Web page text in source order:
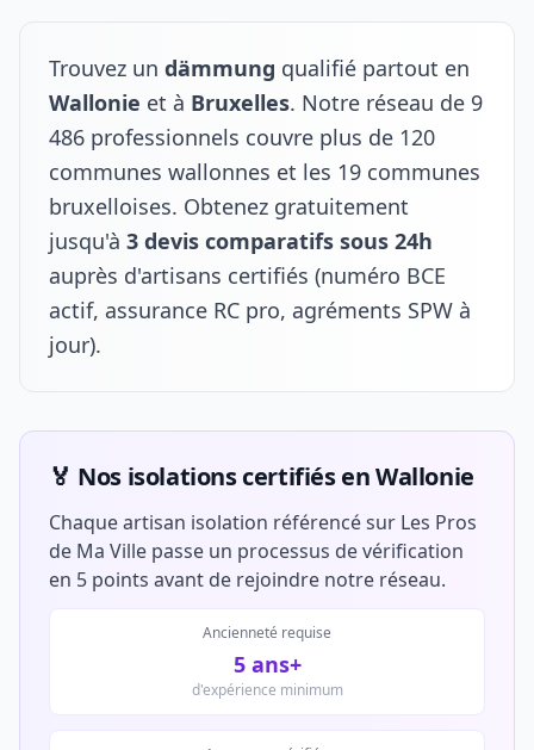
Trouvez un dämmung qualifié partout en
Wallonie et à Bruxelles. Notre réseau de 9
486 professionnels couvre plus de 120
communes wallonnes et les 19 communes
bruxelloises. Obtenez gratuitement
jusqu'à 3 devis comparatifs sous 24h
auprès d'artisans certifiés (numéro BCE
actif, assurance RC pro, agréments SPW à
jour).
🏅 Nos isolations certifiés en Wallonie
Chaque artisan isolation référencé sur Les Pros
de Ma Ville passe un processus de vérification
en 5 points avant de rejoindre notre réseau.
Ancienneté requise
5 ans+
d'expérience minimum